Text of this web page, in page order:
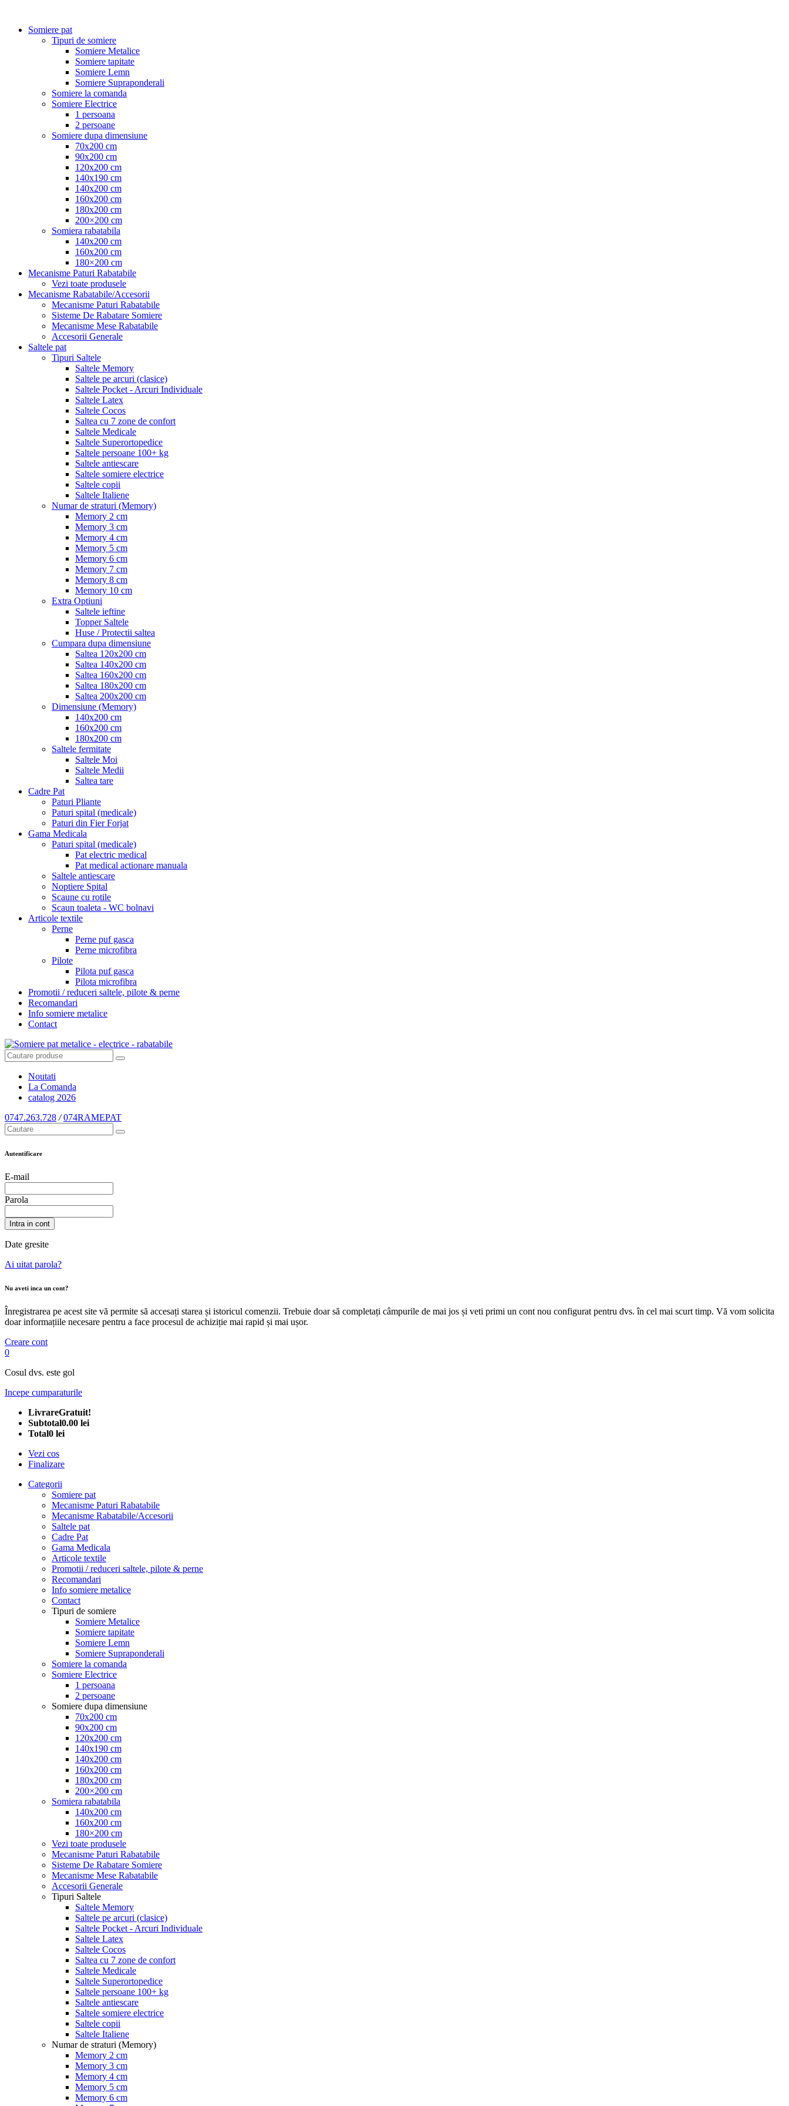
Somiere pat
Tipuri de somiere
Somiere Metalice
Somiere tapitate
Somiere Lemn
Somiere Supraponderali
Somiere la comanda
Somiere Electrice
1 persoana
2 persoane
Somiere dupa dimensiune
70x200 cm
90x200 cm
120x200 cm
140x190 cm
140x200 cm
160x200 cm
180x200 cm
200×200 cm
Somiera rabatabila
140x200 cm
160x200 cm
180×200 cm
Mecanisme Paturi Rabatabile
Vezi toate produsele
Mecanisme Rabatabile/Accesorii
Mecanisme Paturi Rabatabile
Sisteme De Rabatare Somiere
Mecanisme Mese Rabatabile
Accesorii Generale
Saltele pat
Tipuri Saltele
Saltele Memory
Saltele pe arcuri (clasice)
Saltele Pocket - Arcuri Individuale
Saltele Latex
Saltele Cocos
Saltea cu 7 zone de confort
Saltele Medicale
Saltele Superortopedice
Saltele persoane 100+ kg
Saltele antiescare
Saltele somiere electrice
Saltele copii
Saltele Italiene
Numar de straturi (Memory)
Memory 2 cm
Memory 3 cm
Memory 4 cm
Memory 5 cm
Memory 6 cm
Memory 7 cm
Memory 8 cm
Memory 10 cm
Extra Optiuni
Saltele ieftine
Topper Saltele
Huse / Protectii saltea
Cumpara dupa dimensiune
Saltea 120x200 cm
Saltea 140x200 cm
Saltea 160x200 cm
Saltea 180x200 cm
Saltea 200x200 cm
Dimensiune (Memory)
140x200 cm
160x200 cm
180x200 cm
Saltele fermitate
Saltele Moi
Saltele Medii
Saltea tare
Cadre Pat
Paturi Pliante
Paturi spital (medicale)
Paturi din Fier Forjat
Gama Medicala
Paturi spital (medicale)
Pat electric medical
Pat medical actionare manuala
Saltele antiescare
Noptiere Spital
Scaune cu rotile
Scaun toaleta - WC bolnavi
Articole textile
Perne
Perne puf gasca
Perne microfibra
Pilote
Pilota puf gasca
Pilota microfibra
Promotii / reduceri saltele, pilote & perne
Recomandari
Info somiere metalice
Contact
Noutati
La Comanda
catalog 2026
0747.263.728 / 074RAMEPAT
Autentificare
E-mail
Parola
Intra in cont
Date gresite
Ai uitat parola?
Nu aveti inca un cont?
Înregistrarea pe acest site vă permite să accesați starea și istoricul comenzii. Trebuie doar să completați câmpurile de mai jos și veti primi un cont nou configurat pentru dvs. în cel mai scurt timp. Vă vom solicita
doar informațiile necesare pentru a face procesul de achiziție mai rapid și mai ușor.
Creare cont
0
Cosul dvs. este gol
Incepe cumparaturile
LivrareGratuit!
Subtotal0.00 lei
Total0 lei
Vezi cos
Finalizare
Categorii
Somiere pat
Mecanisme Paturi Rabatabile
Mecanisme Rabatabile/Accesorii
Saltele pat
Cadre Pat
Gama Medicala
Articole textile
Promotii / reduceri saltele, pilote & perne
Recomandari
Info somiere metalice
Contact
Tipuri de somiere
Somiere Metalice
Somiere tapitate
Somiere Lemn
Somiere Supraponderali
Somiere la comanda
Somiere Electrice
1 persoana
2 persoane
Somiere dupa dimensiune
70x200 cm
90x200 cm
120x200 cm
140x190 cm
140x200 cm
160x200 cm
180x200 cm
200×200 cm
Somiera rabatabila
140x200 cm
160x200 cm
180×200 cm
Vezi toate produsele
Mecanisme Paturi Rabatabile
Sisteme De Rabatare Somiere
Mecanisme Mese Rabatabile
Accesorii Generale
Tipuri Saltele
Saltele Memory
Saltele pe arcuri (clasice)
Saltele Pocket - Arcuri Individuale
Saltele Latex
Saltele Cocos
Saltea cu 7 zone de confort
Saltele Medicale
Saltele Superortopedice
Saltele persoane 100+ kg
Saltele antiescare
Saltele somiere electrice
Saltele copii
Saltele Italiene
Numar de straturi (Memory)
Memory 2 cm
Memory 3 cm
Memory 4 cm
Memory 5 cm
Memory 6 cm